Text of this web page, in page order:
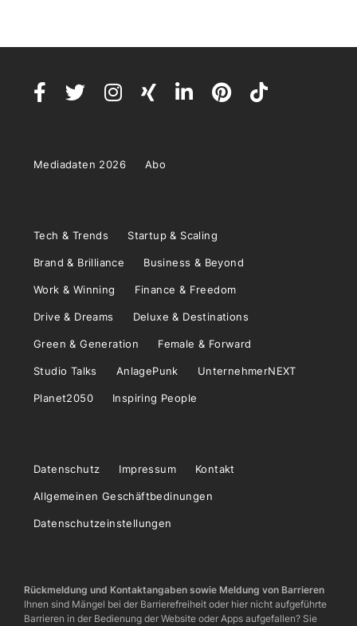
Mediadaten 2026 Abo
Tech & Trends Startup & Scaling
Brand & Brilliance Business & Beyond
Work & Winning Finance & Freedom
Drive & Dreams Deluxe & Destinations
Green & Generation Female & Forward
Studio Talks AnlagePunk UnternehmerNEXT
Planet2050 Inspiring People
Datenschutz Impressum Kontakt
Allgemeinen Geschäftbedinungen
Datenschutzeinstellungen
Rückmeldung und Kontaktangaben sowie Meldung von Barrieren
Ihnen sind Mängel bei der Barrierefreiheit oder hier nicht aufgeführte
Barrieren in der Bedienung der Website oder Apps aufgefallen? Sie